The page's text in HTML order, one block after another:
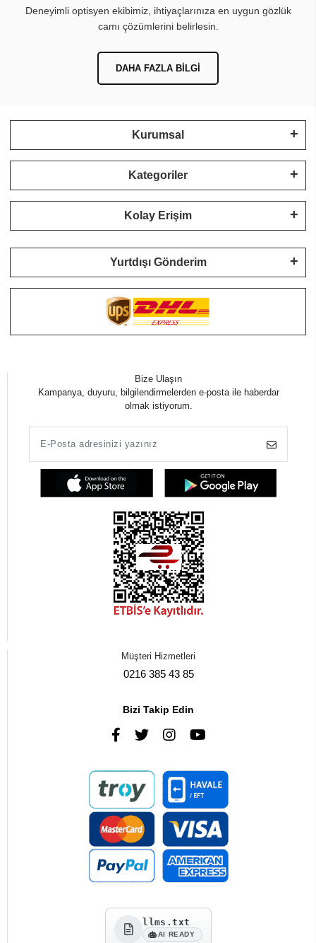
Deneyimli optisyen ekibimiz, ihtiyaçlarınıza en uygun gözlük
camı çözümlerini belirlesin.
DAHA FAZLA BILGI
Kurumsal
Kategoriler
Kolay Erişim
Yurtdışı Gönderim
Bize Ulaşın
Kampanya, duyuru, bilgilendirmelerden e-posta ile haberdar
olmak istiyorum.
Müşteri Hizmetleri
0216 385 43 85
Bizi Takip Edin
llms.txt
AI READY